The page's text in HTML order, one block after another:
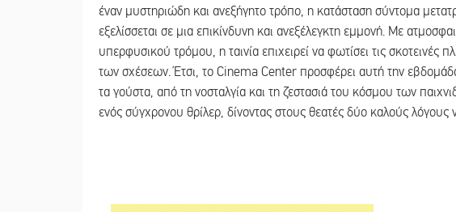
έναν μυστηριώδη και ανεξήγητο τρόπο, η κατάσταση σύντομα
εξελίσσεται σε μια επικίνδυνη και ανεξέλεγκτη εμμονή. Με
υπερφυσικού τρόμου, η ταινία επιχειρεί να φωτίσει τις σκοτεινές
των σχέσεων. Έτσι, το Cinema Center προσφέρει αυτή την
τα γούστα, από τη νοσταλγία και τη ζεστασιά του κόσμου των
ενός σύγχρονου θρίλερ, δίνοντας στους θεατές δύο καλούς